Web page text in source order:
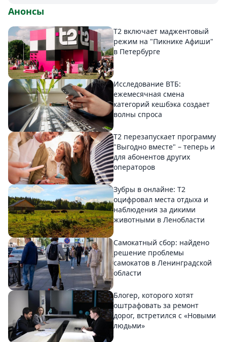
Анонсы
Т2 включает маджентовый
режим на "Пикнике Афиши"
в Петербурге
Исследование ВТБ:
ежемесячная смена
категорий кешбэка создает
волны спроса
Т2 перезапускает программу
"Выгодно вместе" – теперь и
для абонентов других
операторов
Зубры в онлайне: Т2
оцифровал места отдыха и
наблюдения за дикими
животными в Ленобласти
Самокатный сбор: найдено
решение проблемы
самокатов в Ленинградской
области
Блогер, которого хотят
оштрафовать за ремонт
дорог, встретился с «Новыми
людьми»